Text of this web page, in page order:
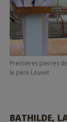
Premières pierres
le père Louvet
BATHILDE,